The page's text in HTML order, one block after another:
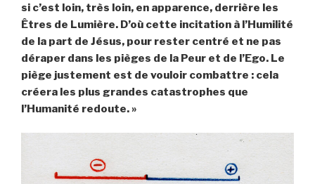
si c’est loin, très loin, en apparence, derrière les
Êtres de Lumière. D’où cette incitation à l’Humilité
de la part de Jésus, pour rester centré et ne pas
déraper dans les pièges de la Peur et de l’Ego. Le
piège justement est de vouloir combattre : cela
créera les plus grandes catastrophes que
l’Humanité redoute. »